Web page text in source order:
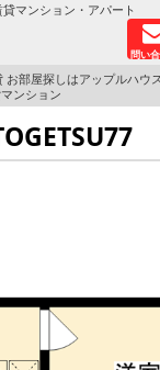
マンション・アパート
問い
部屋探しはアップルハウ
ンション